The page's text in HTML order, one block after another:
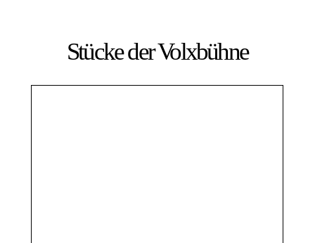
Stücke der Volxbühne